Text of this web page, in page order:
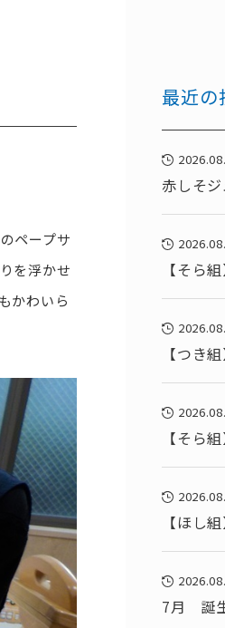
ペープサ
を浮かせ
かわいら
最近の
赤しそ
【そら
【つき
【そら
【ほし
7月 誕